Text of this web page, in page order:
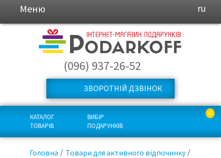
Меню ru
(096) 937-26-52
ЗВОРОТНІЙ ДЗВІНОК
КАТАЛОГ
ТОВАРІВ
ВИБІР
ПОДАРУНКІВ
0
Головна
Товари для активного відпочинку